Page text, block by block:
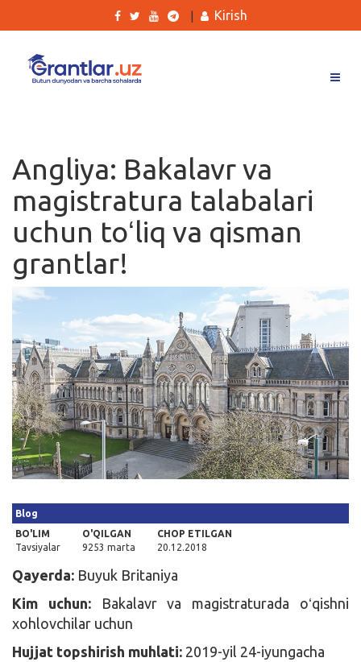
Ishlar
Kurslar
Blog
Yana
Qidirish
Kirish
Kirish
Angliya: Bakalavr va
magistratura talabalari
uchun toʻliq va qisman
grantlar!
Blog
BO'LIM
Tavsiyalar
O'QILGAN
9253 marta
CHOP ETILGAN
20.12.2018
Qayerda: Buyuk Britaniya
Kim uchun:
Bakalavr va magistraturada oʻqishni
xohlovchilar uchun
Hujjat topshirish muhlati: 2019-yil 24-iyungacha